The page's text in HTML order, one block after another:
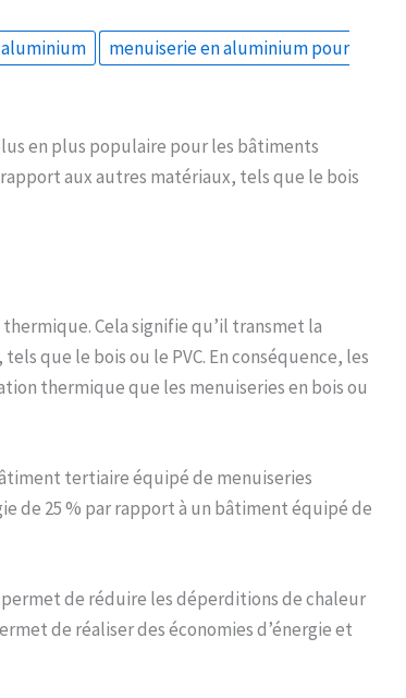
menuiserie en aluminium pour
en plus populaire pour les bâtiments
aux autres matériaux, tels que le bois
Cela signifie qu’il transmet la
que le bois ou le PVC. En conséquence, les
thermique que les menuiseries en bois ou
tertiaire équipé de menuiseries
de 25 % par rapport à un bâtiment équipé de
de réduire les déperditions de chaleur
de réaliser des économies d’énergie et